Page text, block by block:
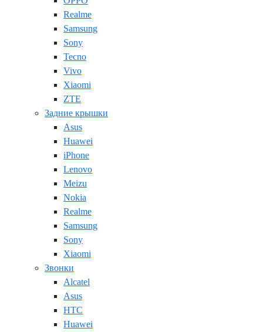
Realme
Samsung
Sony
Tecno
Vivo
Xiaomi
ZTE
Задние крышки
Asus
Huawei
iPhone
Lenovo
Meizu
Nokia
Realme
Samsung
Sony
Xiaomi
Звонки
Alcatel
Asus
HTC
Huawei